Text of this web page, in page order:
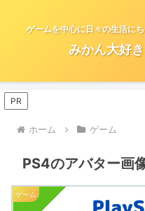
ゲームを中心に日々の生活に
みかん大好
PR
ホーム ゲーム
PS4のアバター画
ゲーム